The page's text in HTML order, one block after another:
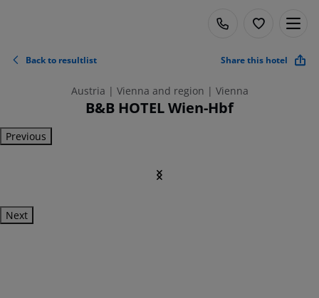
Back to resultlist Share this hotel
Austria | Vienna and region | Vienna
B&B HOTEL Wien-Hbf
Previous
Next